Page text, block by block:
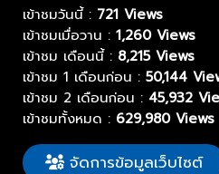
เข้าชมวันนี้ : 721 Views
เข้าชมเมื่อวาน : 1,260 Views
เข้าชม เดือนนี้ : 8,215 Views
เข้าชม 1 เดือนก่อน : 50,144
เข้าชม 2 เดือนก่อน : 45,932
เข้าชมทั้งหมด : 629,980 Views
จัดการข้อมูลเว็บไซต์